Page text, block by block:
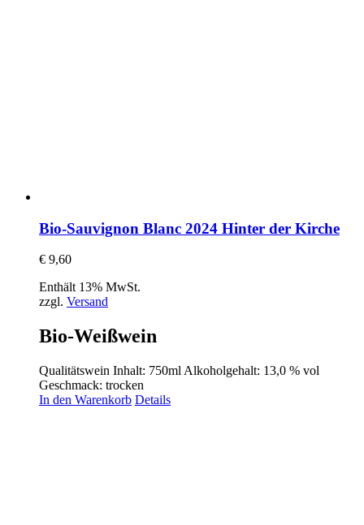
Bio-Sauvignon Blanc 2024 Hinter der Kirche
€ 9,60
Enthält 13% MwSt.
zzgl. Versand
Bio-Weißwein
Qualitätswein Inhalt: 750ml Alkoholgehalt: 13,0 % vol
Geschmack: trocken
In den Warenkorb Details